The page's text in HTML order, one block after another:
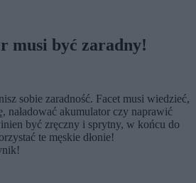
musi być zaradny!
sobie zaradność. Facet musi wiedzieć,
naładować akumulator czy naprawić
być zręczny i sprytny, w końcu do
te męskie dłonie!